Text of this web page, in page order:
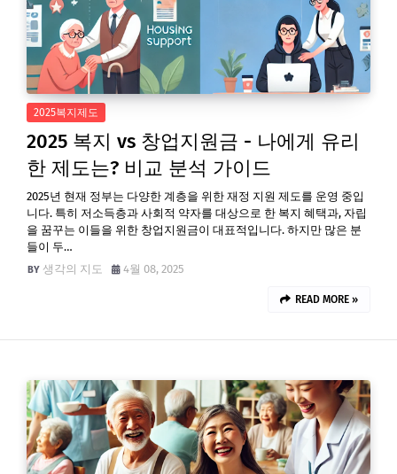
2025복지제도
2025 복지 vs 창업지원금 - 나에게 유리
한 제도는? 비교 분석 가이드
2025년 현재 정부는 다양한 계층을 위한 재정 지원 제도를 운영 중입
니다. 특히 저소득층과 사회적 약자를 대상으로 한 복지 혜택과, 자립
을 꿈꾸는 이들을 위한 창업지원금이 대표적입니다. 하지만 많은 분
들이 두…
생각의 지도
4월 08, 2025
READ MORE »